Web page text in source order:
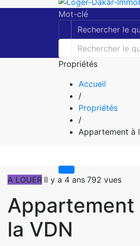
Mot-clé
Propriétés
Accueil
/
Propriétés
/
Appartement à
A LOUER Il y a 4 ans 792 vues
Appartement
la VDN